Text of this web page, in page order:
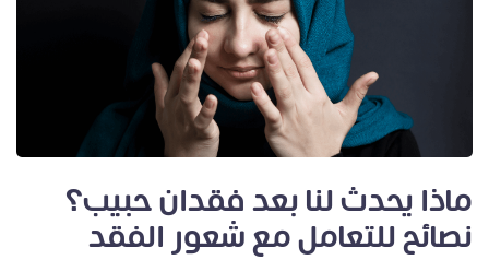
ماذا يحدث لنا بعد فقدان حبيب؟
نصائح للتعامل مع شعور الفقد